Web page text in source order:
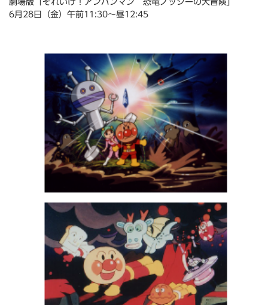
劇場版「それいけ！アンパンマン 恐竜ノッシーの大冒険」
6月28日（金）午前11:30～昼12:45